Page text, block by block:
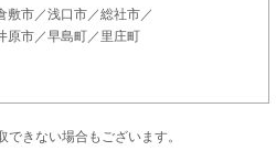
敷市／浅口市／総社市／
原市／早島町／里庄町
きない場合もございます。